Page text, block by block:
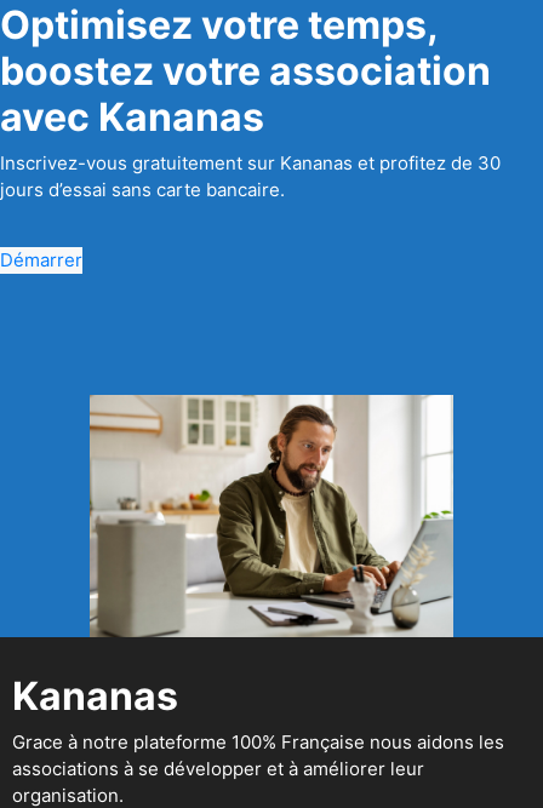
Optimisez votre temps,
boostez votre association
avec Kananas
Inscrivez-vous gratuitement sur Kananas et profitez de 30
jours d’essai sans carte bancaire.
Démarrer
Kananas
Grace à notre plateforme 100% Française nous aidons les
associations à se développer et à améliorer leur
organisation.